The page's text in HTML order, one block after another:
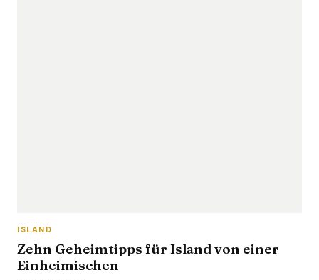
ISLAND
Zehn Geheimtipps für Island von einer
Einheimischen